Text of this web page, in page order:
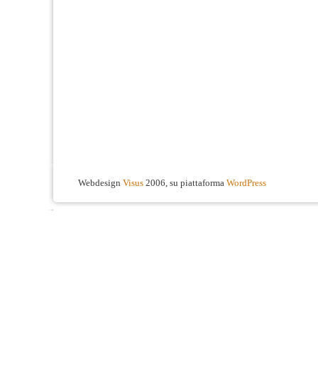
Webdesign Visus 2006, su piattaforma WordPress